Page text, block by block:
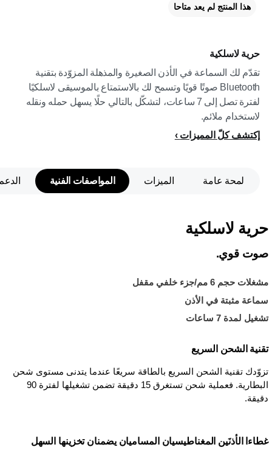
حرية لاسلكية
تقدّم لك السماعة في الأذن الصغيرة والمذهلة المزوّدة بتقنية
Bluetooth صوتًا قويًا وتسمح لك بالاستمتاع بالموسيقى لاسلكيًا
لفترة تصل إلى 7 ساعات، لتشكّل بالتالي حلًا يسهل حمله ونقله
لاستخدام ملائم.
إكتشف كلّ المميزات
هذا المنتج لم يعد متاحا
لمحة عامة الميزات المواصفات الفنية
حرية لاسلكية
صوت قوي.
مشغلات حجم 6 مم/جزء خلفي مقفل
سماعة مثبتة في الأذن
تشغيل لمدة 7 ساعات
تقنية الشحن السريع
تزوّدك تقنية الشحن السريع بالطاقة سريعًا عندما يتدنى مستوى شحن
البطارية. فعملية شحن تستغرق 15 دقيقة تضمن تشغيلها لفترة 90
دقيقة.
غطاءا الأذنَين المغناطيسيان المساميان يضمنان تخزينها السهل